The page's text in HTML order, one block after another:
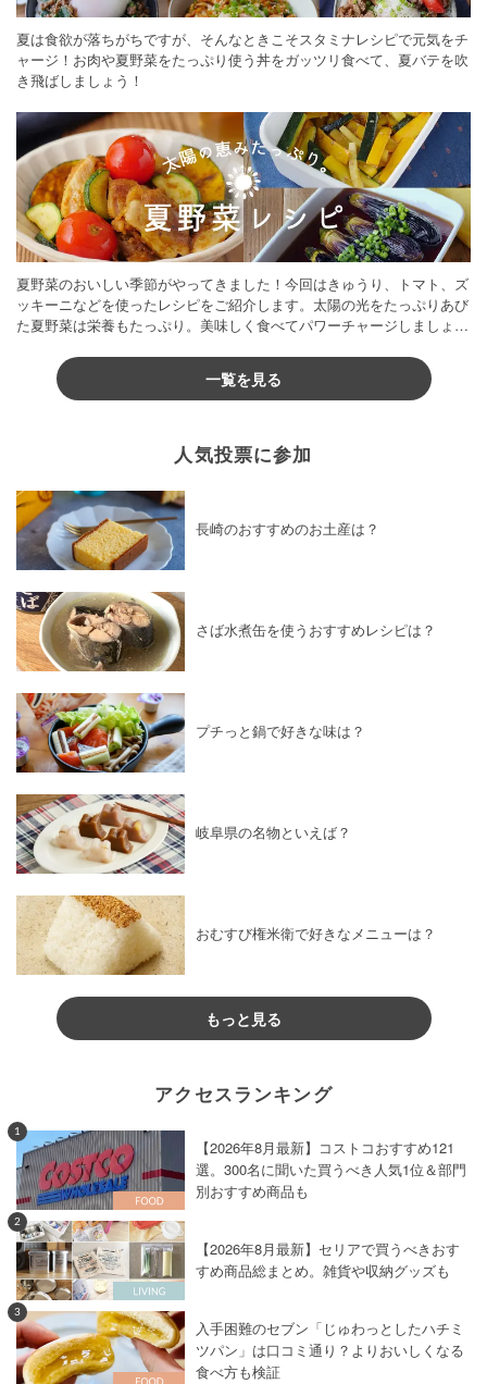
夏は食欲が落ちがちですが、そんなときこそスタミナレシピで元気をチ
ャージ！お肉や夏野菜をたっぷり使う丼をガッツリ食べて、夏バテを吹
き飛ばしましょう！
夏野菜のおいしい季節がやってきました！今回はきゅうり、トマト、ズ
ッキーニなどを使ったレシピをご紹介します。太陽の光をたっぷりあび
た夏野菜は栄養もたっぷり。美味しく食べてパワーチャージしましょう
一覧を見る
人気投票に参加
長崎のおすすめのお土産は？
さば水煮缶を使うおすすめレシピは？
プチっと鍋で好きな味は？
岐阜県の名物といえば？
おむすび権米衛で好きなメニューは？
もっと見る
アクセスランキング
1
【2026年8月最新】コストコおすすめ121
選。300名に聞いた買うべき人気1位＆部門
別おすすめ商品も
2
【2026年8月最新】セリアで買うべきおす
すめ商品総まとめ。雑貨や収納グッズも
3
入手困難のセブン「じゅわっとしたハチミ
ツパン」は口コミ通り？よりおいしくなる
食べ方も検証